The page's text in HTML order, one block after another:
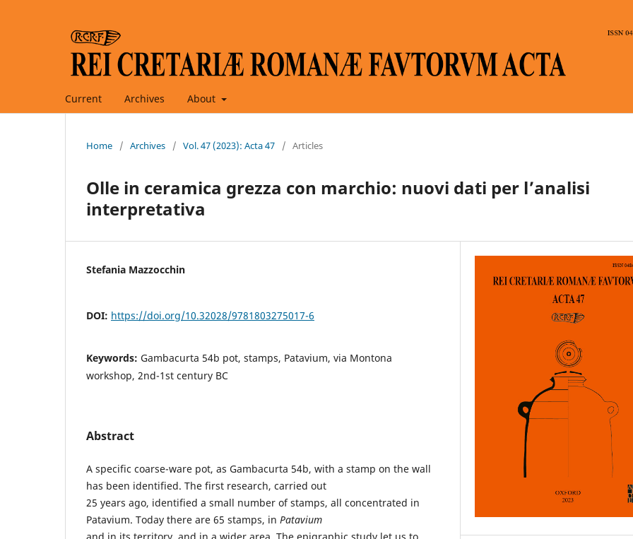
Current Archives About
Home / Archives / Vol. 47 (2023): Acta 47 / Articles
Olle in ceramica grezza con marchio: nuovi dati per l’analisi
interpretativa
Stefania Mazzocchin
DOI: https://doi.org/10.32028/9781803275017-6
Keywords: Gambacurta 54b pot, stamps, Patavium, via Montona
workshop, 2nd-1st century BC
Abstract
A specific coarse-ware pot, as Gambacurta 54b, with a stamp on the wall
has been identified. The first research, carried out
25 years ago, identified a small number of stamps, all concentrated in
Patavium. Today there are 65 stamps, in Patavium